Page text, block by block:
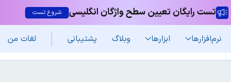
تست رایگان تعیین سطح واژگان انگلیسی شروع تست
نرم‌افزار‌ها ابزارها وبلاگ پشتیبانی لغات من